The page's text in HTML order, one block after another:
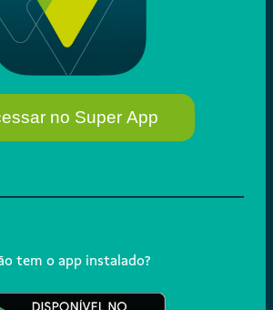
no Super App
tem o app instalado?